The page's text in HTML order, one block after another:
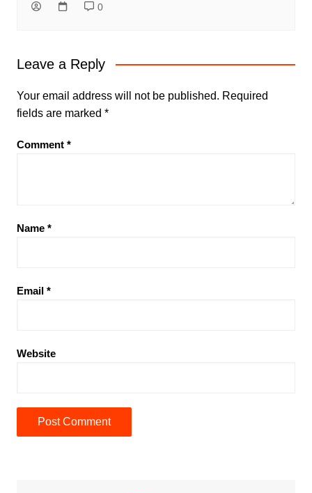
0
Leave a Reply
Your email address will not be published. Required
fields are marked *
Comment *
Name *
Email *
Website